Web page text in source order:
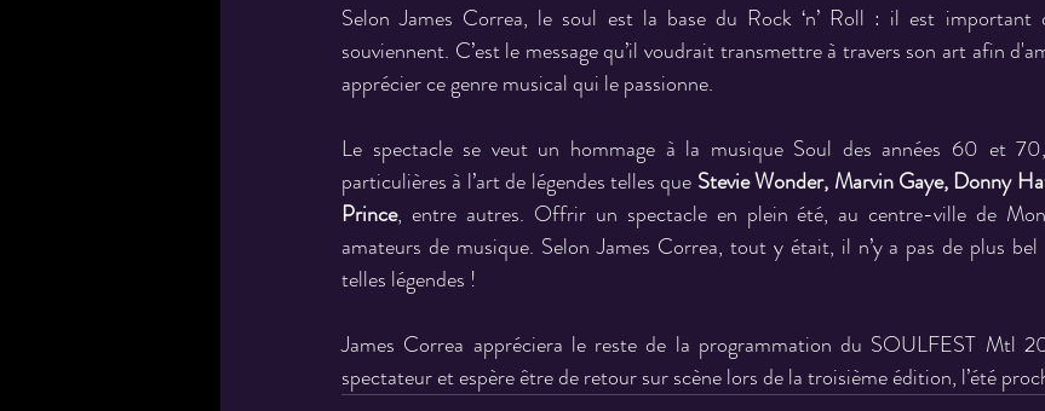
Selon James Correa, le soul est la base du Rock ‘n’ Roll : il est important
souviennent. C’est le message qu’il voudrait transmettre à travers son art afin
apprécier ce genre musical qui le passionne.
Le spectacle se veut un hommage à la musique Soul des années 60 et
particulières à l’art de légendes telles que Stevie Wonder, Marvin Gaye, Donny
Prince, entre autres. Offrir un spectacle en plein été, au centre-ville de
amateurs de musique. Selon James Correa, tout y était, il n’y a pas de plus
telles légendes !
James Correa appréciera le reste de la programmation du SOULFEST Mtl
spectateur et espère être de retour sur scène lors de la troisième édition, l’été